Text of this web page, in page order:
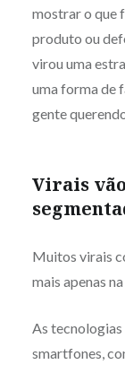
mostrar o que
produto ou
virou uma
uma forma de
gente
Virais
Muitos virais
mais apenas
As tecnologias
smartfones,